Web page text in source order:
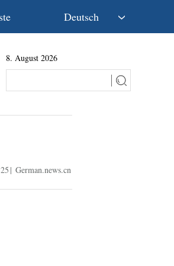
Deutsch
Français
8. August 2026
| German.news.cn